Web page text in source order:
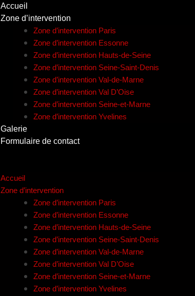
Accueil
Zone d’intervention
Zone d’intervention Paris
Zone d’intervention Essonne
Zone d’intervention Hauts-de-Seine
Zone d’intervention Seine-Saint-Denis
Zone d’intervention Val-de-Marne
Zone d’intervention Val D’Oise
Zone d’intervention Seine-et-Marne
Zone d’intervention Yvelines
Galerie
Formulaire de contact
Accueil
Zone d’intervention
Zone d’intervention Paris
Zone d’intervention Essonne
Zone d’intervention Hauts-de-Seine
Zone d’intervention Seine-Saint-Denis
Zone d’intervention Val-de-Marne
Zone d’intervention Val D’Oise
Zone d’intervention Seine-et-Marne
Zone d’intervention Yvelines